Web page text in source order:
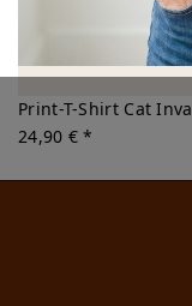
Print-T-Shirt Cat
24,90 € *